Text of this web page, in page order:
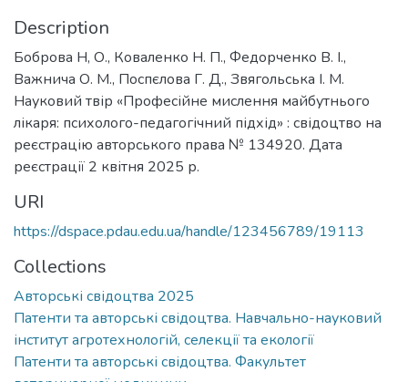
Description
Боброва Н, О., Коваленко Н. П., Федорченко В. І.,
Важнича О. М., Поспєлова Г. Д., Звягольська І. М.
Науковий твір «Професійне мислення майбутнього
лікаря: психолого-педагогічний підхід» : свідоцтво на
реєстрацію авторського права № 134920. Дата
реєстрації 2 квітня 2025 р.
URI
https://dspace.pdau.edu.ua/handle/123456789/19113
Collections
Авторські свідоцтва 2025
Патенти та авторські свідоцтва. Навчально-науковий
інститут агротехнологій, селекції та екології
Патенти та авторські свідоцтва. Факультет